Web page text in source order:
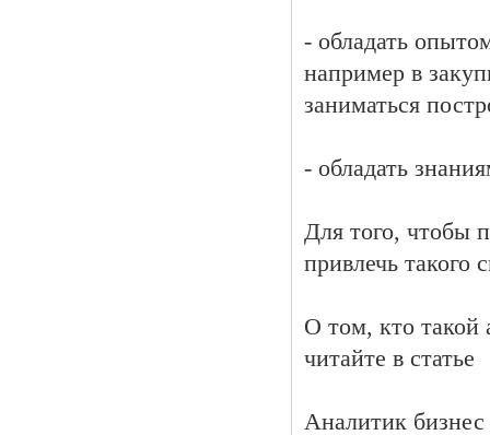
- обладать
например в
заниматься
- обладать
Для того, чтобы
привлечь такого
О том, кто такой
читайте в статье
Аналитик